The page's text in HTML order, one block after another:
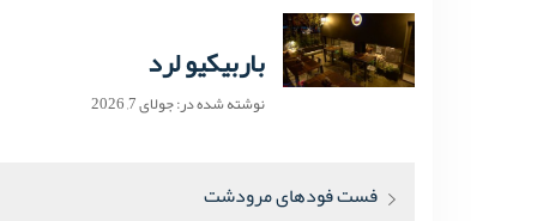
باربیکیو لرد
نوشته شده در: جولای 7, 2026
راهبری
پست
فست فودهای مرودشت